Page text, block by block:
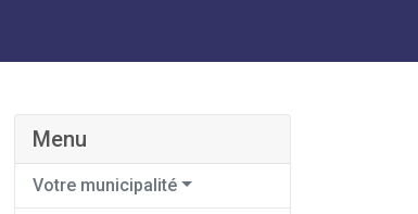
Menu
Votre municipalité